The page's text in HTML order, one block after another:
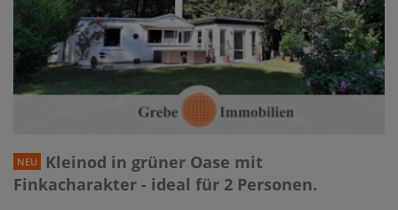
NEU
Kleinod in grüner Oase mit
Finkacharakter - ideal für 2 Personen.